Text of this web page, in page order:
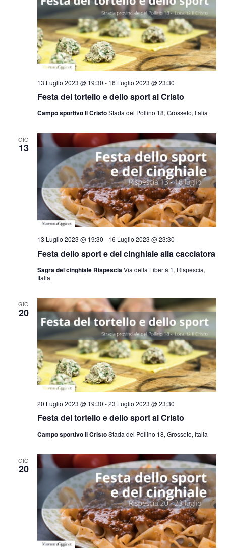
Festa del tortello e dello sport al Cristo
13 Luglio 2023 @ 19:30 - 16 Luglio 2023 @ 23:30
Campo sportivo Il CristoStada del Pollino 18, Grosseto, Italia
GIO
13
Festa dello sport e del cinghiale alla cacciatora
13 Luglio 2023 @ 19:30 - 16 Luglio 2023 @ 23:30
Sagra del cinghiale RispesciaVia della Libertà 1, Rispescia,
Italia
GIO
20
Festa del tortello e dello sport al Cristo
20 Luglio 2023 @ 19:30 -23 Luglio 2023 @ 23:30
Campo sportivo Il CristoStada del Pollino 18, Grosseto, Italia
GIO
20